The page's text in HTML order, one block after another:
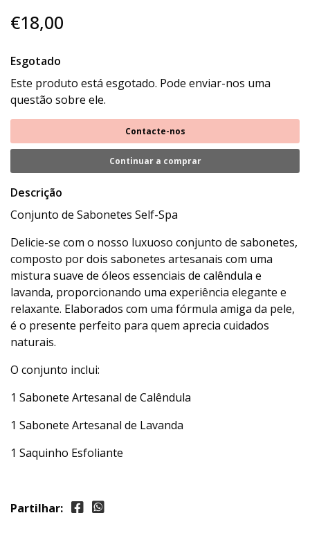
€18,00
Esgotado
Este produto está esgotado. Pode enviar-nos uma
questão sobre ele.
Contacte-nos
Continuar a comprar
Descrição
Conjunto de Sabonetes Self-Spa
Delicie-se com o nosso luxuoso conjunto de sabonetes,
composto por dois sabonetes artesanais com uma
mistura suave de óleos essenciais de calêndula e
lavanda, proporcionando uma experiência elegante e
relaxante. Elaborados com uma fórmula amiga da pele,
é o presente perfeito para quem aprecia cuidados
naturais.
O conjunto inclui:
1 Sabonete Artesanal de Calêndula
1 Sabonete Artesanal de Lavanda
1 Saquinho Esfoliante
Partilhar: